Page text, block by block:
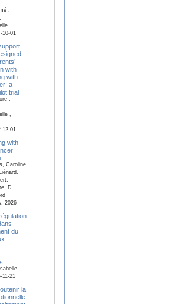
,
10-01
with
with
a
trial
,
,
12-01
with
Caroline
D
2026
du
21
la